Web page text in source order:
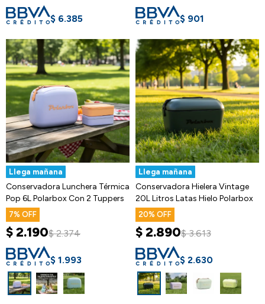
$ 6.385 $ 901
Llega mañana
Conservadora Lunchera Térmica
Pop 6L Polarbox Con 2 Tuppers
7
$2.190$ 2.374
$ 1.993
Llega mañana
Conservadora Hielera Vintage
20L Litros Latas Hielo Polarbox
20
$2.890$ 3.613
$ 2.630